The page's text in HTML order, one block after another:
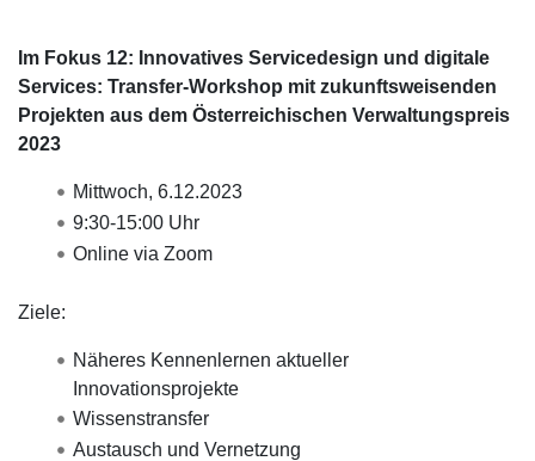
Im Fokus 12: Innovatives Servicedesign und digitale
Services: Transfer-Workshop mit zukunftsweisenden
Projekten aus dem Österreichischen Verwaltungspreis
2023
Mittwoch, 6.12.2023
9:30-15:00 Uhr
Online via Zoom
Ziele:
Näheres Kennenlernen aktueller
Innovationsprojekte
Wissenstransfer
Austausch und Vernetzung